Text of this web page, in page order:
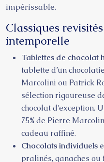
impérissable.
Classiques
intemporelle
Tablettes de chocolat
tablette d’un
Marcolini ou Patrick
sélection rigoureuse
chocolat d’exception.
75% de Pierre
cadeau raffiné.
Chocolats individuels
pralinés, ganaches